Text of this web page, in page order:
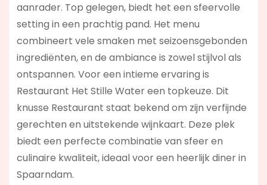
aanrader. Top gelegen, biedt het een sfeervolle
setting in een prachtig pand. Het menu
combineert vele smaken met seizoensgebonden
ingrediënten, en de ambiance is zowel stijlvol als
ontspannen. Voor een intieme ervaring is
Restaurant Het Stille Water een topkeuze. Dit
knusse Restaurant staat bekend om zijn verfijnde
gerechten en uitstekende wijnkaart. Deze plek
biedt een perfecte combinatie van sfeer en
culinaire kwaliteit, ideaal voor een heerlijk diner in
Spaarndam.